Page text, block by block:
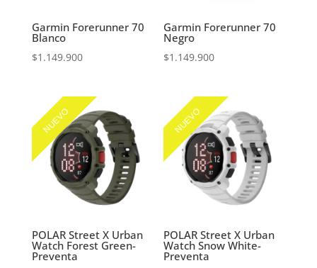
Garmin Forerunner 70
Blanco
$1.149.900
Garmin Forerunner 70
Negro
$1.149.900
NUEVO
POLAR Street X Urban
Watch Forest Green-
Preventa
NUEVO
POLAR Street X Urban
Watch Snow White-
Preventa